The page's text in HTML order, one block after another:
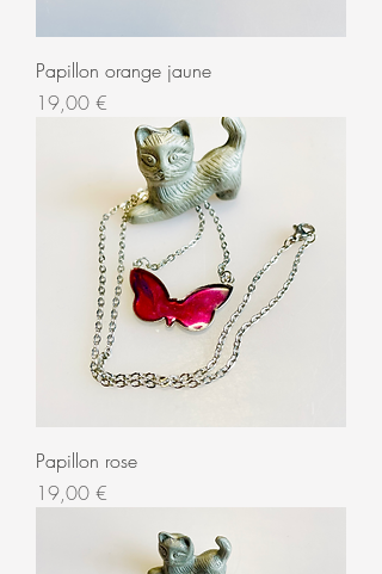
Papillon orange jaune
Prix
19,00 €
Papillon rose
Prix
19,00 €